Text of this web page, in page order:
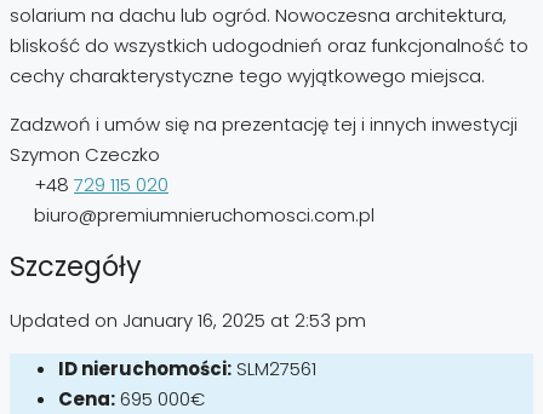
solarium na dachu lub ogród. Nowoczesna architektura,
bliskość do wszystkich udogodnień oraz funkcjonalność to
cechy charakterystyczne tego wyjątkowego miejsca.
Zadzwoń i umów się na prezentację tej i innych inwestycji
Szymon Czeczko
+48 729 115 020
biuro@premiumnieruchomosci.com.pl
Szczegóły
Updated on January 16, 2025 at 2:53 pm
ID nieruchomości: SLM27561
Cena:695 000€